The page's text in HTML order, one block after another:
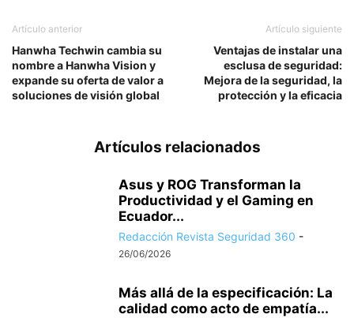
Artículo anterior
Hanwha Techwin cambia su
nombre a Hanwha Vision y
expande su oferta de valor a
soluciones de visión global
Artículo siguiente
Ventajas de instalar una
esclusa de seguridad:
Mejora de la seguridad, la
protección y la eficacia
Artículos relacionados
Asus y ROG Transforman la
Productividad y el Gaming en
Ecuador...
Redacción Revista Seguridad 360 -
26/06/2026
Más allá de la especificación: La
calidad como acto de empatía...